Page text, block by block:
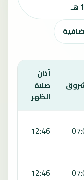
أذان
صلاة
الظهر
12:46
12:46